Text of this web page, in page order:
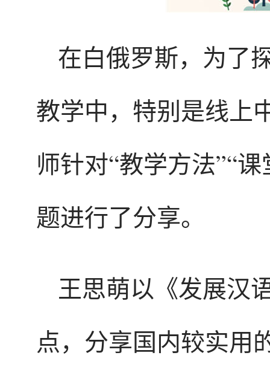
在白俄罗斯，为了
教学中，特别是线上
师针对“教学方法”“
题进行了分享。
王思萌以《发展汉
点，分享国内较实用